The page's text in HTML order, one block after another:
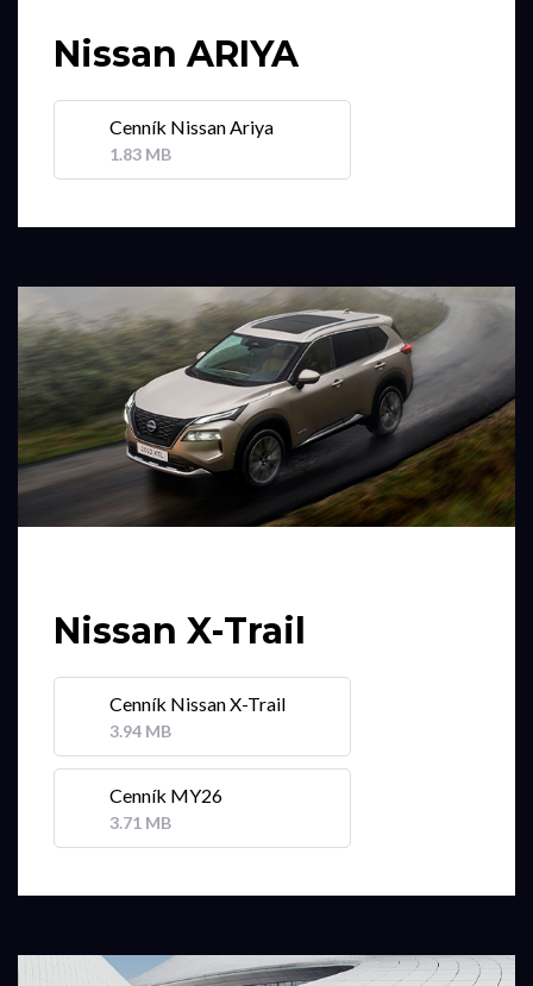
Nissan ARIYA
Cenník Nissan Ariya
1.83 MB
Nissan X-Trail
Cenník Nissan X-Trail
3.94 MB
Cenník MY26
3.71 MB